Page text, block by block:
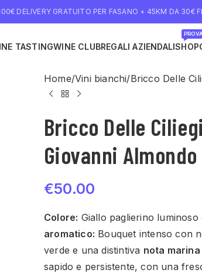
DELIVERY GRATUITO PER FASANO + 45KM DA 30€
TASTINGWINE CLUBREGALI AZIENDALISHOP
Home Vini bianchi Bricco Delle
Bricco Delle
Giovanni Almondo
€50.00
Colore: Giallo paglierino
aromatico: Bouquet intenso con
verde e una distintiva nota marina
sapido e persistente, con una